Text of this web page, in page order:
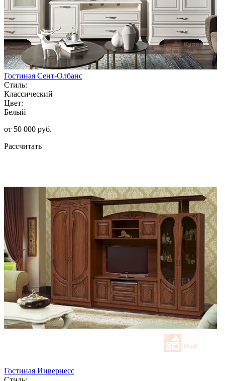
Гостиная Сент-Олбанс
Стиль:
Классический
Цвет:
Белый
от 50 000 руб.
Рассчитать
Гостиная Инвернесс